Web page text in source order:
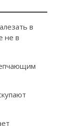
в
не в